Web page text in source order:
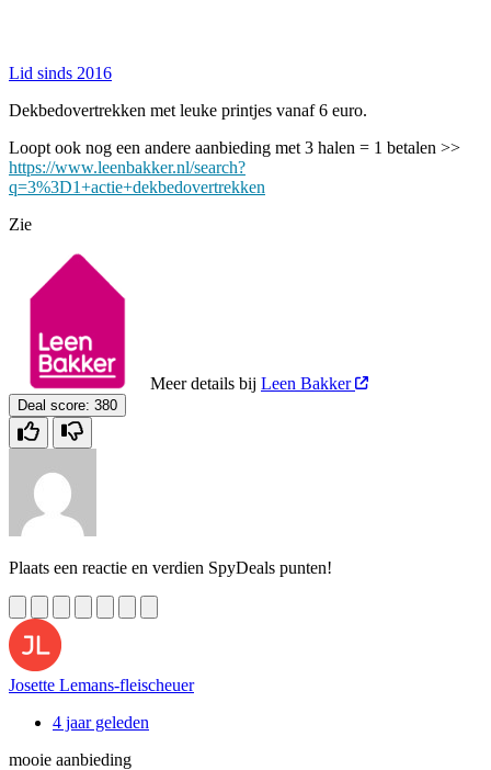
Lid sinds 2016
Dekbedovertrekken met leuke printjes vanaf 6 euro.
Loopt ook nog een andere aanbieding met 3 halen = 1 betalen >>
https://www.leenbakker.nl/search?
q=3%3D1+actie+dekbedovertrekken
Zie
Meer details bij Leen Bakker
Deal score: 380
Plaats een reactie en verdien SpyDeals punten!
Josette Lemans-fleischeuer
4 jaar geleden
mooie aanbieding